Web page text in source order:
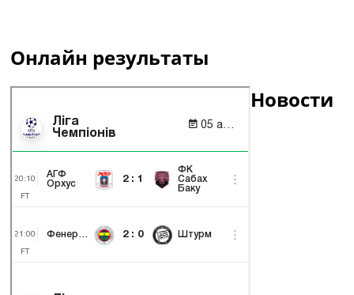
Онлайн результаты
Новости